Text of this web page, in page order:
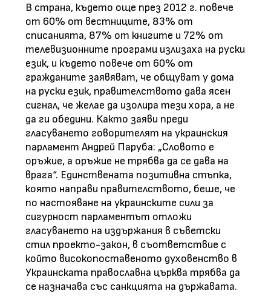
В страна, където още през 2012 г. повече
от 60% от вестниците, 83% от
списанията, 87% от книгите и 72% от
телевизионните програми излизаха на руски
език, и където повече от 60% от
гражданите заявяват, че общуват у дома
на руски език, правителството дава ясен
сигнал, че желае да изолира тези хора, а не
да ги обедини. Както заяви преди
гласуването говорителят на украинския
парламент Андрей Паруба: „Словото е
оръжие, а оръжие не трябва да се дава на
врага“. Единствената позитивна стъпка,
която направи правителството, беше, че
по настояване на украинските сили за
сигурност парламентът отложи
гласуването на издържания в съветски
стил проекто-закон, в съответствие с
който високопоставеното духовенство в
Украинската православна църква трябва да
се назначава със санкцията на държавата.